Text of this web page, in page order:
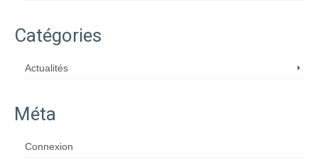
Catégories
Actualités
Méta
Connexion